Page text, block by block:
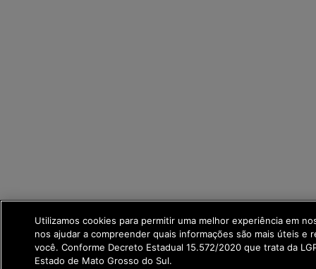
Utilizamos cookies para permitir uma melhor experiência em
nos ajudar a compreender quais informações são mais úteis e
você. Conforme Decreto Estadual 15.572/2020 que trata da
Estado de Mato Grosso do Sul.